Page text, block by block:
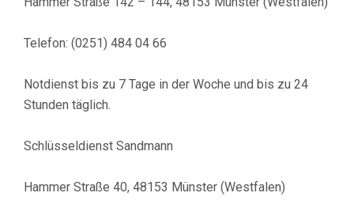
Telefon: (0251) 484 04 66
Notdienst bis zu 7 Tage in der Woche und bis zu 24
Stunden täglich.
Schlüsseldienst Sandmann
Hammer Straße 40, 48153 Münster (Westfalen)